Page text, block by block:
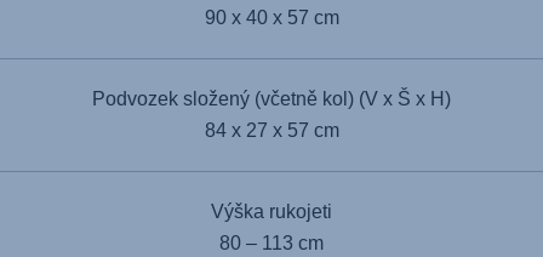
90 x 40 x 57 cm
Podvozek složený (včetně kol) (V x Š x H)
84 x 27 x 57 cm
Výška rukojeti
80 – 113 cm